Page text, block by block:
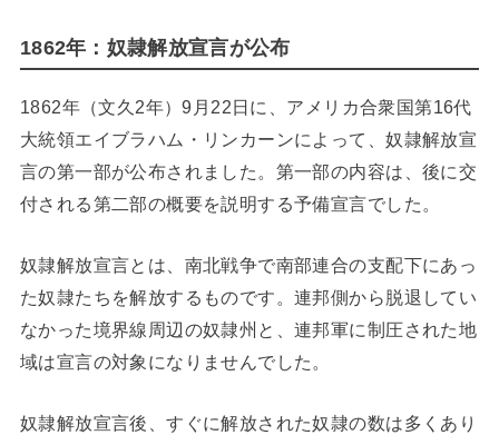
1862年：奴隷解放宣言が公布
1862年（文久2年）9月22日に、アメリカ合衆国第16代
大統領エイブラハム・リンカーンによって、奴隷解放宣
言の第一部が公布されました。第一部の内容は、後に交
付される第二部の概要を説明する予備宣言でした。
奴隷解放宣言とは、南北戦争で南部連合の支配下にあっ
た奴隷たちを解放するものです。連邦側から脱退してい
なかった境界線周辺の奴隷州と、連邦軍に制圧された地
域は宣言の対象になりませんでした。
奴隷解放宣言後、すぐに解放された奴隷の数は多くあり